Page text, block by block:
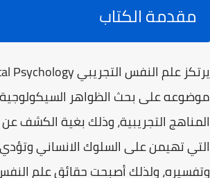
مقدمة الكتاب
موضوعه على بحث الظواهر
المناهج التجريبية، وذلك بغية الكشف عن
التي تهيمن على السلوك الانساني
وتفسيره، ولذلك أصبحت حقائق علم